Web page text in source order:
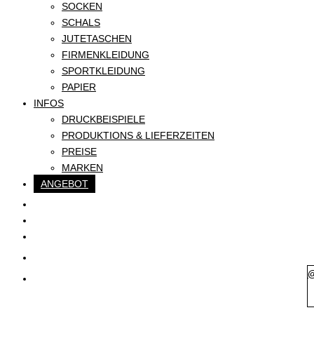
SOCKEN
SCHALS
JUTETASCHEN
FIRMENKLEIDUNG
SPORTKLEIDUNG
PAPIER
INFOS
DRUCKBEISPIELE
PRODUKTIONS & LIEFERZEITEN
PREISE
MARKEN
ANGEBOT